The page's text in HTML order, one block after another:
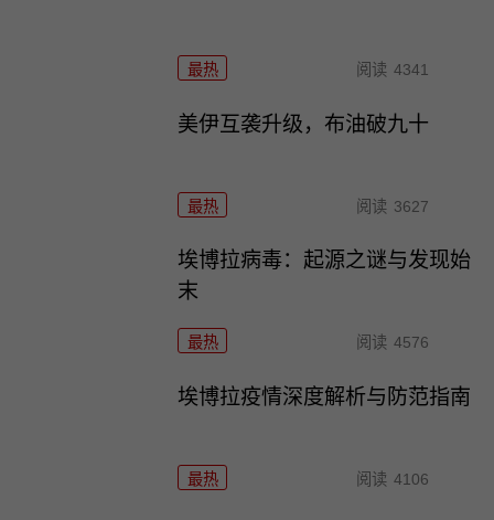
最热 阅读 4341
美伊互袭升级，布油破九十
最热 阅读 3627
埃博拉病毒：起源之谜与发现始
末
最热 阅读 4576
埃博拉疫情深度解析与防范指南
最热 阅读 4106